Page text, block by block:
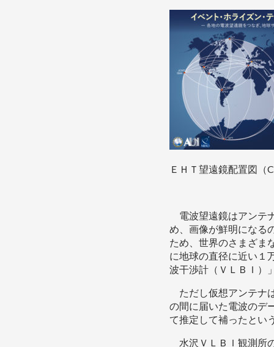
ＥＨＴ望遠鏡配置図（
電波望遠鏡はアンテ
め、画像が鮮明になる
ため、世界のさまざま
に地球の直径に近い１
波干渉計（ＶＬＢＩ）
ただし仮想アンテナ
の間に届いた電波のデ
て推定して補ったとい
水沢ＶＬＢＩ観測所